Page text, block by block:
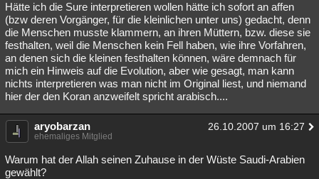
Hätte ich die Sure interpretieren wollen hätte ich sofort an affen
(bzw deren Vorgänger, für die kleinlichen unter uns) gedacht, denn
die Menschen musste klammern, an ihren Müttern, bzw. diese sie
festhalten, weil die Menschen kein Fell haben, wie ihre Vorfahren,
an denen sich die kleinen festhalten können, wäre demnach für
mich ein Hinweis auf die Evolution, aber wie gesagt, man kann
nichts interpretieren was man nicht im Original liest, und niemand
hier der den Koran anzweifelt spricht arabisch....
aryobarzan 26.10.2007 um 16:27
ehemaliges Mitglied
Warum hat der Allah seinen Zuhause in der Wüste Saudi-Arabien
gewählt?